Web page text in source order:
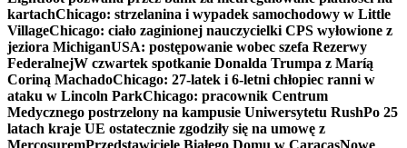
kartachChicago: strzelanina i wypadek samochodowy w Little
VillageChicago: ciało zaginionej nauczycielki CPS wyłowione z
jeziora MichiganUSA: postępowanie wobec szefa Rezerwy
FederalnejW czwartek spotkanie Donalda Trumpa z Maríą
Coriną MachadoChicago: 27-latek i 6-letni chłopiec ranni w
ataku w Lincoln ParkChicago: pracownik Centrum
Medycznego postrzelony na kampusie Uniwersytetu RushPo 25
latach kraje UE ostatecznie zgodziły się na umowę z
MercosuremPrzedstawiciele Białego Domu w CaracasNowe